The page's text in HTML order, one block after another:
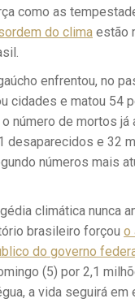
como as
do clima estão
enfrentou, no
cidades e matou 54
número de mortos já
desaparecidos e 32
números mais
climática nunca
brasileiro forçou o
do governo
(5) por 2,1
a vida seguirá em